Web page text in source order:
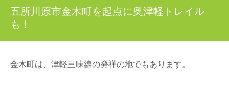
五所川原市金木町を起点に奥津軽トレイル
も！
金木町は、津軽三味線の発祥の地でもあります。